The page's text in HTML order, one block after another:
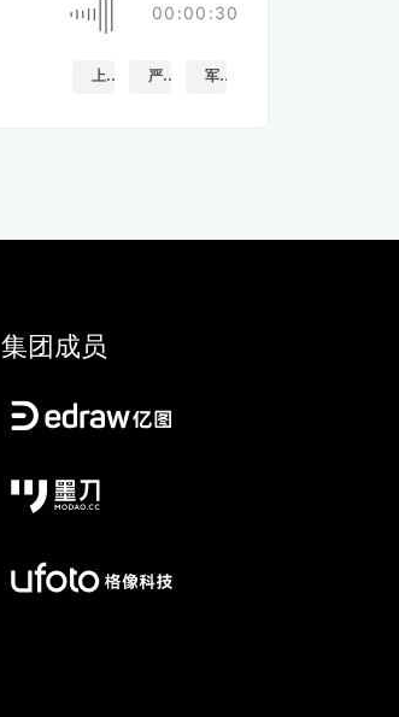
00:00:30
上升 严肃的 军队
集团成员